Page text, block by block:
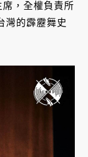
，全權負責所
灣的霹靂舞史